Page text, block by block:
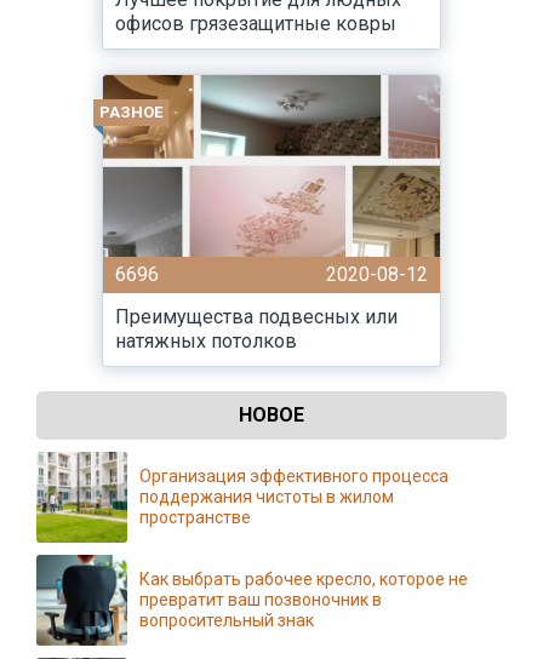
офисов грязезащитные ковры
РАЗНОЕ
6696
2020-08-12
Преимущества подвесных или
натяжных потолков
НОВОЕ
Организация эффективного процесса
поддержания чистоты в жилом
пространстве
Как выбрать рабочее кресло, которое не
превратит ваш позвоночник в
вопросительный знак